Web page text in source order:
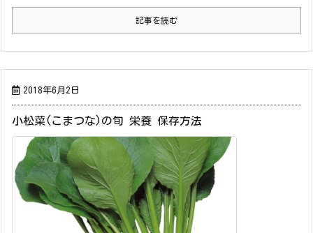
記事を読む
2018年6月2日
小松菜(こまつな)の旬 栄養 保存方法